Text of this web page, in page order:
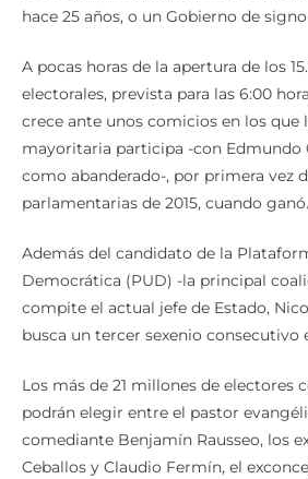
hace 25 años, o un Gobierno de
A pocas horas de la apertura de los
electorales, prevista para las 6:00
crece ante unos comicios en los que
mayoritaria participa -con Edmundo
como abanderado-, por primera vez
parlamentarias de 2015, cuando ganó.
Además del candidato de la
Democrática (PUD) -la principal
compite el actual jefe de Estado,
busca un tercer sexenio consecutivo
Los más de 21 millones de electores
podrán elegir entre el pastor
comediante Benjamín Rausseo, los
Ceballos y Claudio Fermín, el